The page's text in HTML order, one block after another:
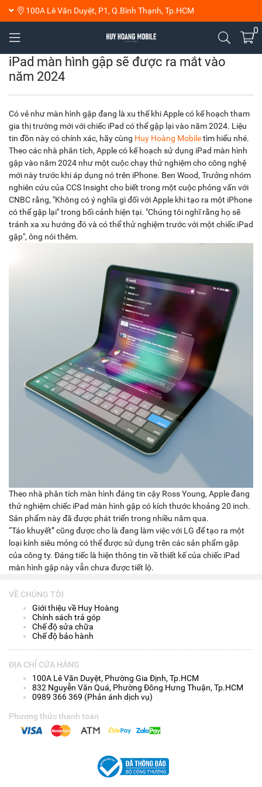
100A Lê Văn Duyệt, P1, Q.Bình Thạnh, Tp.HCM
0
iPad màn hình gập sẽ được ra mắt vào
năm 2024
Có vẻ như màn hình gập đang là xu thế khi Apple có kế hoạch tham
gia thị trường mới với chiếc iPad có thể gập lại vào năm 2024. Liệu
tin đồn này có chính xác, hãy cùng Huy Hoàng Mobiletìm hiểu nhé.
Theo các nhà phân tích, Apple có kế hoạch sử dụng ‌iPad‌ màn hình
gập vào năm 2024 như một cuộc chạy thử nghiệm cho công nghệ
mới này trước khi áp dụng nó trên ‌iPhone‌. Ben Wood, Trưởng nhóm
nghiên cứu của CCS Insight cho biết trong một cuộc phỏng vấn với
CNBC rằng, "Không có ý nghĩa gì đối với Apple khi tạo ra một ‌iPhone‌
có thể gập lại" trong bối cảnh hiện tại. "Chúng tôi nghĩ rằng họ sẽ
tránh xa xu hướng đó và có thể thử nghiệm trước với một chiếc ‌iPad‌
gập", ông nói thêm.
Theo nhà phân tích màn hình đáng tin cậy Ross Young, Apple đang
thử nghiệm chiếc iPad màn hình gập có kích thước khoảng 20 inch.
Sản phẩm này đã được phát triển trong nhiều năm qua.
“Táo khuyết” cũng được cho là đang làm việc với LG để tạo ra một
loại kính siêu mỏng có thể được sử dụng trên các sản phẩm gập
của công ty. Đáng tiếc là hiện thông tin về thiết kế của chiếc iPad
màn hình gập này vẫn chưa được tiết lộ.
VỀ CHÚNG TÔI
Giới thiệu về Huy Hoàng
Chính sách trả góp
Chế độ sửa chữa
Chế độ bảo hành
ĐỊA CHỈ CỬA HÀNG
100A Lê Văn Duyệt, Phường Gia Định, Tp.HCM
832 Nguyễn Văn Quá, Phường Đông Hưng Thuận, Tp.HCM
0989 366 369 (Phản ánh dịch vụ)
Phương thức thanh toán